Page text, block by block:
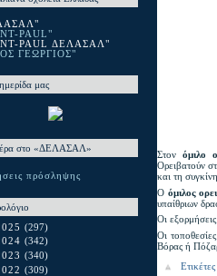
PAUL"
PAUL ΔΕΛΑΣΑΛ"
ΓΕΩΡΓΙΟΣ"
μας
στο «ΔΕΛΑΣΑΛ»
πρόσληψης
(297)
(342)
(340)
(309)
Στον όμιλο
Ορειβατούν
και τη
Ο όμιλος
υπαίθριων
Οι
Οι
Βόρας ή
Ετικέτες